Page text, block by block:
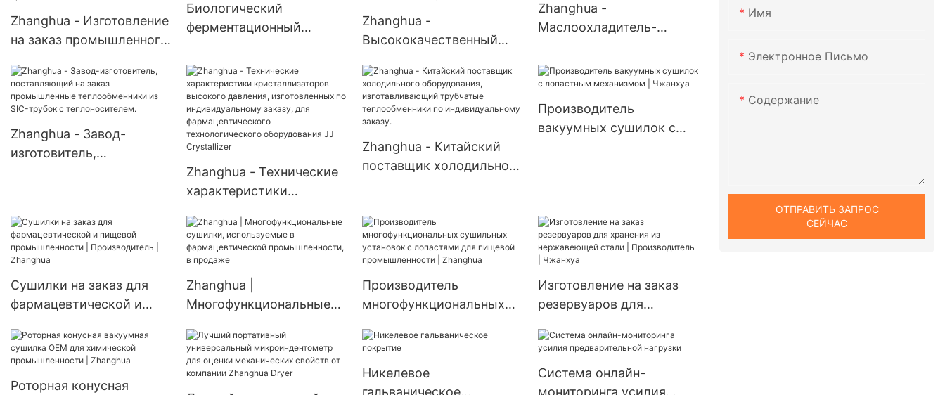
Zhanghua - Изготовление
на заказ промышленного
реактора объемом 10000
литров с мешалкой для
биологического
брожения.
Биологический
ферментационный
системой
перемешивания и
смесителем/
биореактором.
Zhanghua -
Высококачественный
реактор высокого
давления объемом 10000
литров с мешалкой,
биологического
брожения.
Zhanghua -
Маслоохладитель-
деталей машин из
нержавеющей стали,
теплообменник
конденсатора-
Zhanghua - Завод-
изготовитель,
трубок с
теплоносителем.
Zhanghua - Технические
характеристики
высокого давления,
изготовленных по
индивидуальному заказу,
для фармацевтического
технологического
Crystallizer
Zhanghua - Китайский
поставщик холодильного
трубчатые
теплообменники по
индивидуальному заказу.
Производитель
вакуумных сушилок с
Сушилки на заказ для
фармацевтической и
промышленности |
Производитель |
Zhanghua
Zhanghua |
Многофункциональные
в фармацевтической
промышленности, в
продаже
Производитель
многофункциональных
лопастями для пищевой
Zhanghua
Изготовление на заказ
резервуаров для
нержавеющей стали |
Чжанхуа
Роторная конусная
Никелевое
гальваническое
Система онлайн-
мониторинга усилия
Имя
Электронное Письмо
Содержание
ОТПРАВИТЬ ЗАПРОС
СЕЙЧАС